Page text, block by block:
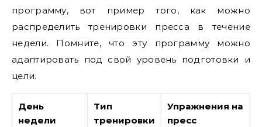
программу, вот пример того, как можно
распределить тренировки пресса в течение
недели. Помните, что эту программу можно
адаптировать под свой уровень подготовки и
цели.
День
недели
Тип
тренировки
Упражнения на
пресс